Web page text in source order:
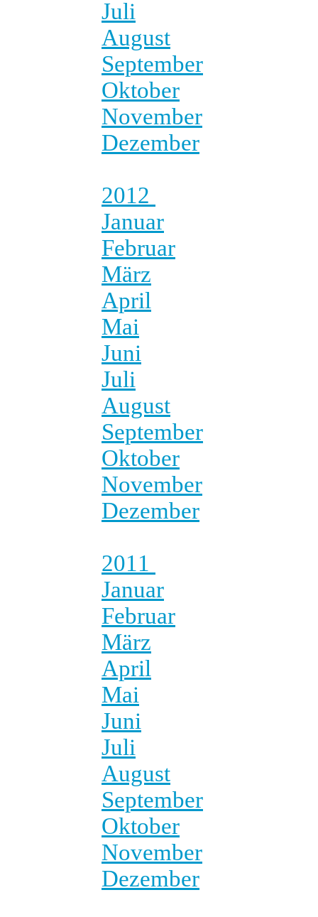
Juli
August
September
Oktober
November
Dezember
2012
Januar
Februar
März
April
Mai
Juni
Juli
August
September
Oktober
November
Dezember
2011
Januar
Februar
März
April
Mai
Juni
Juli
August
September
Oktober
November
Dezember